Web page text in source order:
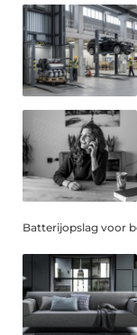
Batterijopslag voor